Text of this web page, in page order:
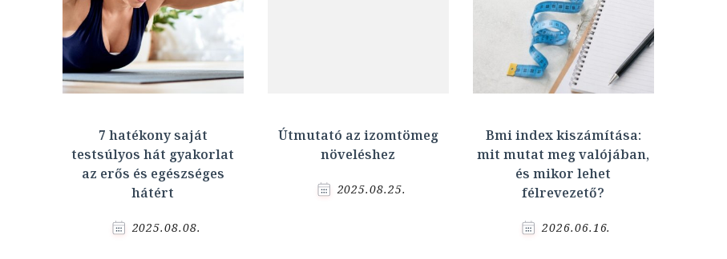
7 hatékony saját
testsúlyos hát gyakorlat
az erős és egészséges
hátért
2025.08.08.
Útmutató az izomtömeg
növeléshez
2025.08.25.
Bmi index kiszámítása:
mit mutat meg valójában,
és mikor lehet
félrevezető?
2026.06.16.